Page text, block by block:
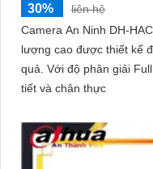
30%
liên hệ
Camera An Ninh DH-
lượng cao được thiết kế
quả. Với độ phân giải Full HD 1080P, nó cung cấp hình ảnh sắc nét, chi
tiết và chân thực